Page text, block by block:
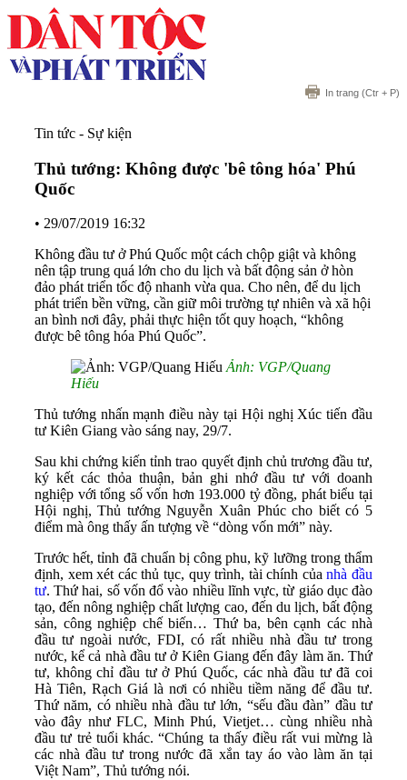
In trang (Ctr + P)
Tin tức - Sự kiện
Thủ tướng: Không được 'bê tông hóa' Phú
Quốc
• 29/07/2019 16:32
Không đầu tư ở Phú Quốc một cách chộp giật và không
nên tập trung quá lớn cho du lịch và bất động sản ở hòn
đảo phát triển tốc độ nhanh vừa qua. Cho nên, để du lịch
phát triển bền vững, cần giữ môi trường tự nhiên và xã hội
an bình nơi đây, phải thực hiện tốt quy hoạch, “không
được bê tông hóa Phú Quốc”.
Ảnh: VGP/Quang
Hiếu
Thủ tướng nhấn mạnh điều này tại Hội nghị Xúc tiến đầu
tư Kiên Giang vào sáng nay, 29/7.
Sau khi chứng kiến tỉnh trao quyết định chủ trương đầu tư,
ký kết các thỏa thuận, bản ghi nhớ đầu tư với doanh
nghiệp với tổng số vốn hơn 193.000 tỷ đồng, phát biểu tại
Hội nghị, Thủ tướng Nguyễn Xuân Phúc cho biết có 5
điểm mà ông thấy ấn tượng về “dòng vốn mới” này.
Trước hết, tỉnh đã chuẩn bị công phu, kỹ lưỡng trong thẩm
định, xem xét các thủ tục, quy trình, tài chính củanhà đầu
tư. Thứ hai, số vốn đổ vào nhiều lĩnh vực, từ giáo dục đào
tạo, đến nông nghiệp chất lượng cao, đến du lịch, bất động
sản, công nghiệp chế biến… Thứ ba, bên cạnh các nhà
đầu tư ngoài nước, FDI, có rất nhiều nhà đầu tư trong
nước, kể cả nhà đầu tư ở Kiên Giang đến đây làm ăn. Thứ
tư, không chỉ đầu tư ở Phú Quốc, các nhà đầu tư đã coi
Hà Tiên, Rạch Giá là nơi có nhiều tiềm năng để đầu tư.
Thứ năm, có nhiều nhà đầu tư lớn, “sếu đầu đàn” đầu tư
vào đây như FLC, Minh Phú, Vietjet… cùng nhiều nhà
đầu tư trẻ tuổi khác. “Chúng ta thấy điều rất vui mừng là
các nhà đầu tư trong nước đã xắn tay áo vào làm ăn tại
Việt Nam”, Thủ tướng nói.